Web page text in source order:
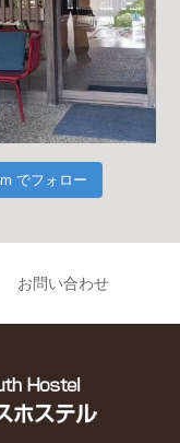
でフォロー
お問い合わせ